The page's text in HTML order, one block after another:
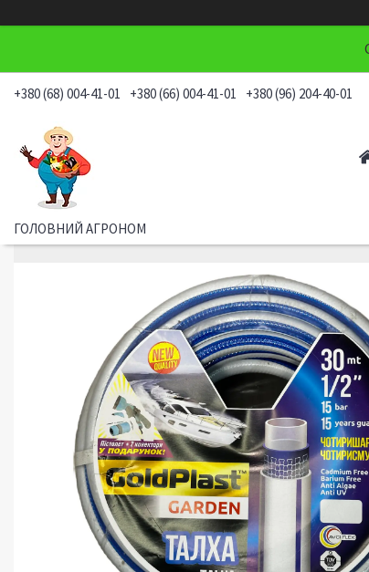
+380 (68) 004-41-01 +380 (66) 004-41-01 +380 (96) 204-40-01
ГОЛОВНИЙ АГРОНОМ